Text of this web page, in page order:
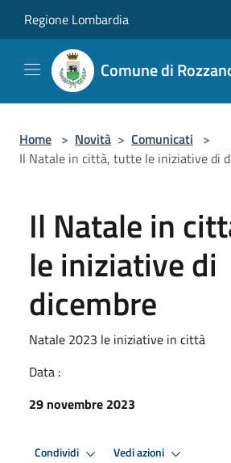
Regione Lombardia
Comune di
Home > Novità > Comunicati >
Il Natale in città, tutte le iniziative di
Il Natale in
le iniziative di
dicembre
Natale 2023 le iniziative in città
Data :
29 novembre 2023
Condividi Vedi azioni